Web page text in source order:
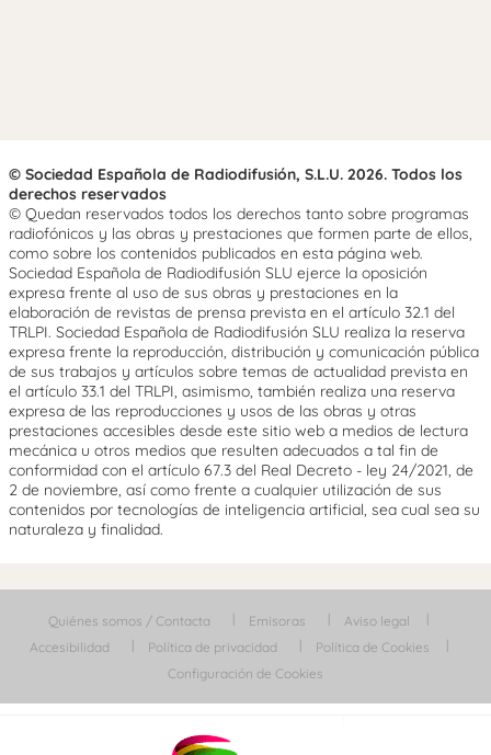
© Sociedad Española de Radiodifusión, S.L.U. 2026. Todos los
derechos reservados
© Quedan reservados todos los derechos tanto sobre programas
radiofónicos y las obras y prestaciones que formen parte de ellos,
como sobre los contenidos publicados en esta página web.
Sociedad Española de Radiodifusión SLU ejerce la oposición
expresa frente al uso de sus obras y prestaciones en la
elaboración de revistas de prensa prevista en el artículo 32.1 del
TRLPI. Sociedad Española de Radiodifusión SLU realiza la reserva
expresa frente la reproducción, distribución y comunicación pública
de sus trabajos y artículos sobre temas de actualidad prevista en
el artículo 33.1 del TRLPI, asimismo, también realiza una reserva
expresa de las reproducciones y usos de las obras y otras
prestaciones accesibles desde este sitio web a medios de lectura
mecánica u otros medios que resulten adecuados a tal fin de
conformidad con el artículo 67.3 del Real Decreto - ley 24/2021, de
2 de noviembre, así como frente a cualquier utilización de sus
contenidos por tecnologías de inteligencia artificial, sea cual sea su
naturaleza y finalidad.
Quiénes somos / Contacta Emisoras
Aviso legal
Accesibilidad
Política de privacidad
Política de Cookies
Configuración de Cookies